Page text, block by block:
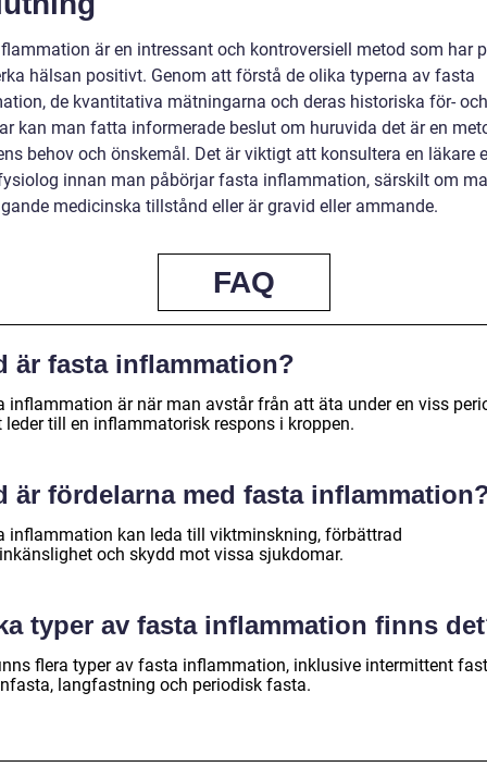
är en intressant och kontroversiell metod som har
hälsan positivt. Genom att förstå de olika typerna av fasta
de kvantitativa mätningarna och deras historiska för- och
kan man fatta informerade beslut om huruvida det är en
behov och önskemål. Det är viktigt att konsultera en läkare
innan man påbörjar fasta inflammation, särskilt om
medicinska tillstånd eller är gravid eller ammande.
FAQ
är fasta inflammation?
inflammation är när man avstår från att äta under en viss
leder till en inflammatorisk respons i kroppen.
är fördelarna med fasta
inflammation kan leda till viktminskning, förbättrad
och skydd mot vissa sjukdomar.
typer av fasta inflammation finns
flera typer av fasta inflammation, inklusive intermittent
langfastning och periodisk fasta.